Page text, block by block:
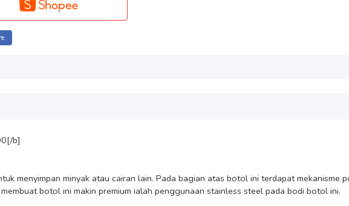
b]
menyimpan minyak atau cairan lain. Pada bagian atas botol ini terdapat mekanisme
botol ini makin premium ialah penggunaan stainless steel pada bodi botol ini.